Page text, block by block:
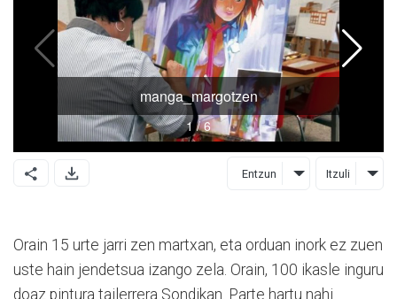
Entzun Itzuli
Orain 15 urte jarri zen martxan, eta orduan inork ez zuen
uste hain jendetsua izango zela. Orain, 100 ikasle inguru
doaz pintura tailerrera Sondikan. Parte hartu nahi